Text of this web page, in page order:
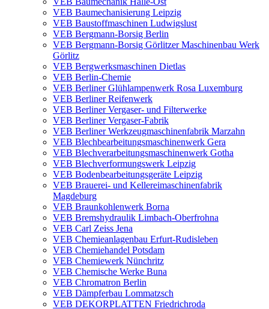
VEB Baumechanisierung Leipzig
VEB Baustoffmaschinen Ludwigslust
VEB Bergmann-Borsig Berlin
VEB Bergmann-Borsig Görlitzer Maschinenbau Werk
Görlitz
VEB Bergwerksmaschinen Dietlas
VEB Berlin-Chemie
VEB Berliner Glühlampenwerk Rosa Luxemburg
VEB Berliner Reifenwerk
VEB Berliner Vergaser- und Filterwerke
VEB Berliner Vergaser-Fabrik
VEB Berliner Werkzeugmaschinenfabrik Marzahn
VEB Blechbearbeitungsmaschinenwerk Gera
VEB Blechverarbeitungsmaschinenwerk Gotha
VEB Blechverformungswerk Leipzig
VEB Bodenbearbeitungsgeräte Leipzig
VEB Brauerei- und Kellereimaschinenfabrik
Magdeburg
VEB Braunkohlenwerk Borna
VEB Bremshydraulik Limbach-Oberfrohna
VEB Carl Zeiss Jena
VEB Chemieanlagenbau Erfurt-Rudisleben
VEB Chemiehandel Potsdam
VEB Chemiewerk Nünchritz
VEB Chemische Werke Buna
VEB Chromatron Berlin
VEB Dämpferbau Lommatzsch
VEB DEKORPLATTEN Friedrichroda